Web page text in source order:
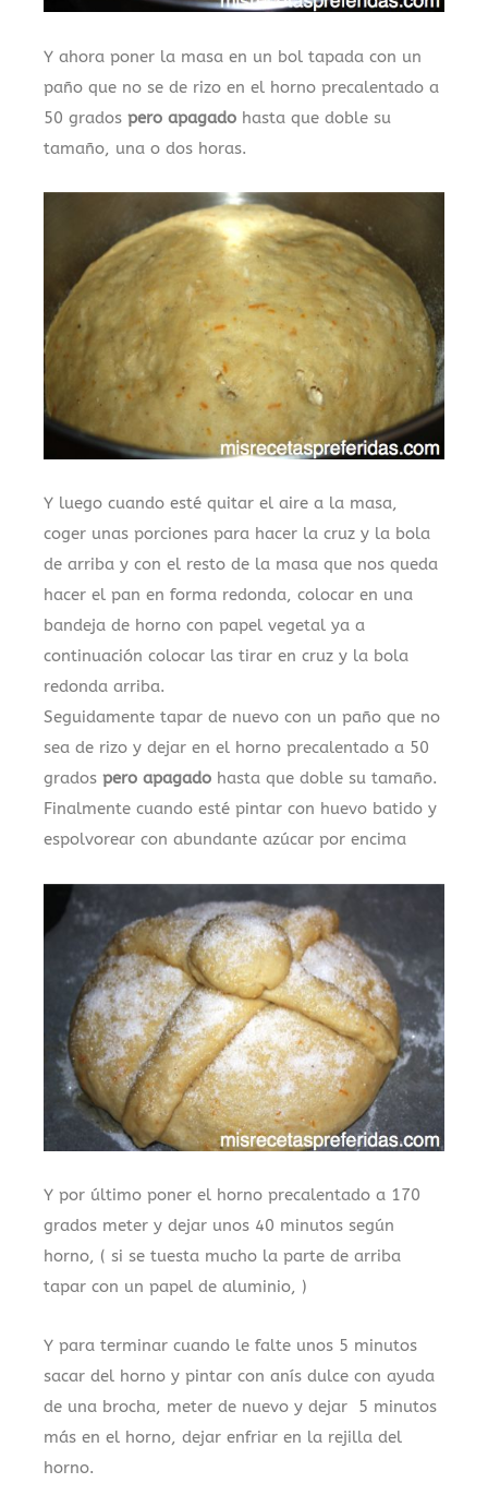
Y ahora poner la masa en un bol tapada con un
paño que no se de rizo en el horno precalentado a
50 grados pero apagado hasta que doble su
tamaño, una o dos horas.
Y luego cuando esté quitar el aire a la masa,
coger unas porciones para hacer la cruz y la bola
de arriba y con el resto de la masa que nos queda
hacer el pan en forma redonda, colocar en una
bandeja de horno con papel vegetal ya a
continuación colocar las tirar en cruz y la bola
redonda arriba.
Seguidamente tapar de nuevo con un paño que no
sea de rizo y dejar en el horno precalentado a 50
grados pero apagado hasta que doble su tamaño.
Finalmente cuando esté pintar con huevo batido y
espolvorear con abundante azúcar por encima
Y por último poner el horno precalentado a 170
grados meter y dejar unos 40 minutos según
horno, ( si se tuesta mucho la parte de arriba
tapar con un papel de aluminio, )
Y para terminar cuando le falte unos 5 minutos
sacar del horno y pintar con anís dulce con ayuda
de una brocha, meter de nuevo y dejar 5 minutos
más en el horno, dejar enfriar en la rejilla del
horno.